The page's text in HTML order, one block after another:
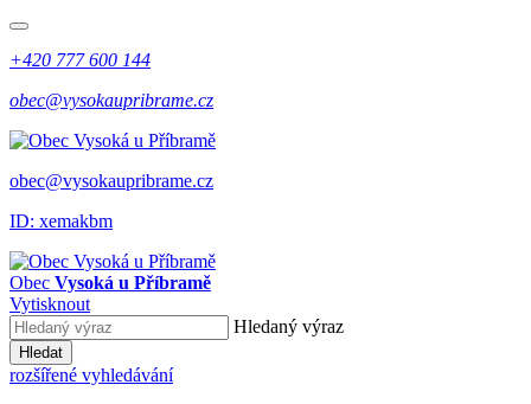
+420 777 600 144
obec@vysokaupribrame.cz
obec@vysokaupribrame.cz
ID: xemakbm
Obec Vysoká u Příbramě
Vytisknout
Hledaný výraz
Hledat
rozšířené vyhledávání